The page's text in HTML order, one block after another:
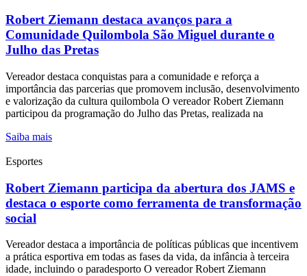
Robert Ziemann destaca avanços para a
Comunidade Quilombola São Miguel durante o
Julho das Pretas
Vereador destaca conquistas para a comunidade e reforça a
importância das parcerias que promovem inclusão, desenvolvimento
e valorização da cultura quilombola O vereador Robert Ziemann
participou da programação do Julho das Pretas, realizada na
Saiba mais
Esportes
Robert Ziemann participa da abertura dos JAMS e
destaca o esporte como ferramenta de transformação
social
Vereador destaca a importância de políticas públicas que incentivem
a prática esportiva em todas as fases da vida, da infância à terceira
idade, incluindo o paradesporto O vereador Robert Ziemann